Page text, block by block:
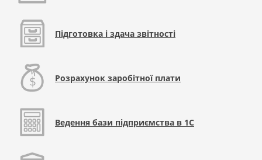
Підготовка і здача звітності
Розрахунок заробітної плати
Ведення бази підприємства в 1С